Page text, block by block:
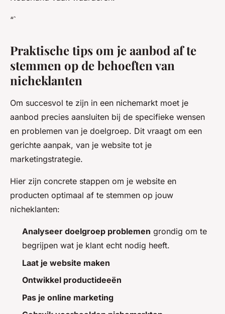
“`
Praktische tips om je aanbod af te
stemmen op de behoeften van
nicheklanten
Om succesvol te zijn in een nichemarkt moet je
aanbod precies aansluiten bij de specifieke wensen
en problemen van je doelgroep. Dit vraagt om een
gerichte aanpak, van je website tot je
marketingstrategie.
Hier zijn concrete stappen om je website en
producten optimaal af te stemmen op jouw
nicheklanten:
Analyseer doelgroep problemen grondig om te
begrijpen wat je klant echt nodig heeft.
Laat je website maken
Ontwikkel productideeën
Pas je online marketing